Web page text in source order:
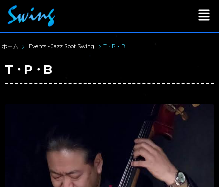
ホーム Events - Jazz Spot Swing T・P・B
T・P・B